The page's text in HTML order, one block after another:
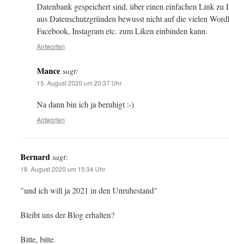
Datenbank gespeichert sind, über einen einfachen Link zu
aus Datenschutzgründen bewusst nicht auf die vielen
Facebook, Instagram etc. zum Liken einbinden kann.
Antworten
Mancesagt:
15. August 2020 um 20:37 Uhr
Na dann bin ich ja beruhigt :-)
Antworten
Bernardsagt:
18. August 2020 um 15:34 Uhr
"und ich will ja 2021 in den Unruhestand"
Bleibt uns der Blog erhalten?
Bitte, bitte.